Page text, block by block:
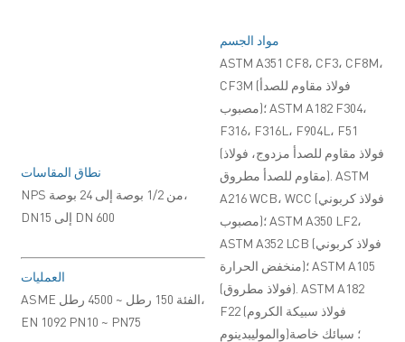
نطاق المقاسات
NPS من 1/2 بوصة إلى 24 بوصة،
DN15 إلى DN 600
العمليات
ASME الفئة 150 رطل ~ 4500 رطل،
EN 1092 PN10 ~ PN75
مواد الجسم
ASTM A351 CF8، CF3، CF8M،
CF3M (فولاذ مقاوم للصدأ
مصبوب)؛ ASTM A182 F304،
F316، F316L، F904L، F51
(فولاذ مقاوم للصدأ مزدوج، فولاذ
مقاوم للصدأ مطروق). ASTM
A216 WCB، WCC (فولاذ كربوني
مصبوب)؛ ASTM A350 LF2،
ASTM A352 LCB (فولاذ كربوني
منخفض الحرارة)؛ ASTM A105
(فولاذ مطروق). ASTM A182
F22 (فولاذ سبيكة الكروم
والموليبدينوم)؛ سبائك خاصة